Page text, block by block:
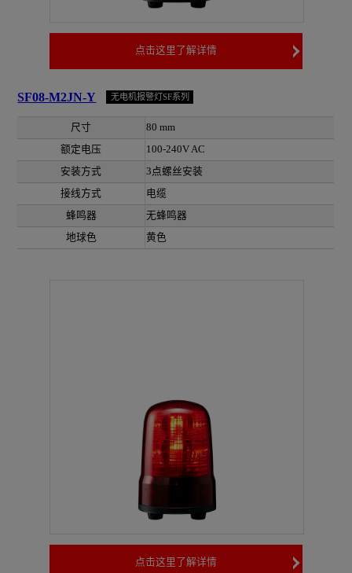
点击这里了解详情
SF08-M2JN-Y 无电机报警灯SF系列
尺寸
80 mm
额定电压
100-240V AC
安装方式
3点螺丝安装
接线方式
电缆
蜂鸣器
无蜂鸣器
地球色
黄色
点击这里了解详情